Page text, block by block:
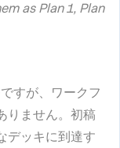
as Plan 1, Plan
すが、ワークフ
りません。初稿
デッキに到達す